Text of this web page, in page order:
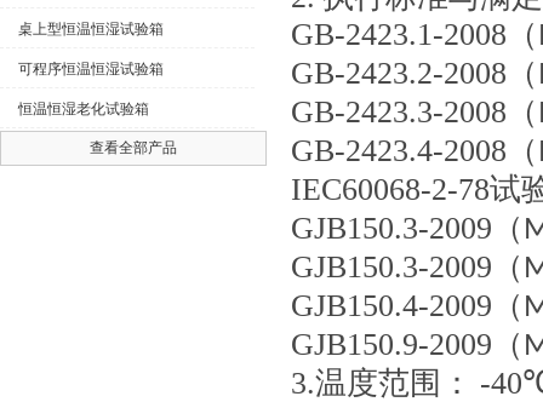
桌上型恒温恒湿试验箱
可程序恒温恒湿试验箱
恒温恒湿老化试验箱
查看全部产品
GB-2423.1-2008 （
GB-2423.2-2008 （
GB-2423.3-2008 （
GB-2423.4-2008 （
IEC60068-2-78试
GJB150.3-2009 （
GJB150.3-2009 （
GJB150.4-2009 （
GJB150.9-2009 （
3.温度范围： -40